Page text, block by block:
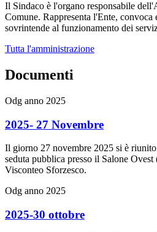
Il Sindaco è l'organo responsabile
Comune. Rappresenta l'Ente, convoca
sovrintende al funzionamento dei
Tutta l'amministrazione
Documenti
Odg anno 2025
2025- 27 Novembre
Il giorno 27 novembre 2025 si è
seduta pubblica presso il Salone
Visconteo Sforzesco.
Odg anno 2025
2025-30 ottobre